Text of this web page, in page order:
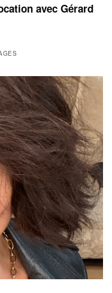
avec Gérard